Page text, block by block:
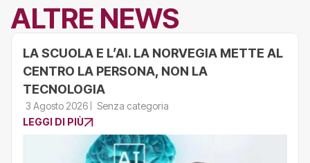
ALTRE NEWS
LA SCUOLA E L’AI. LA NORVEGIA METTE AL
CENTRO LA PERSONA, NON LA
TECNOLOGIA
3 Agosto 2026
Senza categoria
LEGGI DI PIÙ